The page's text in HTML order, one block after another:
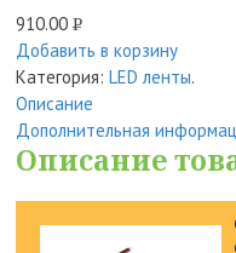
910.00Р
УБ.
Добавить в корзину
Категория:LED ленты.
Описание
Дополнительная
Описание